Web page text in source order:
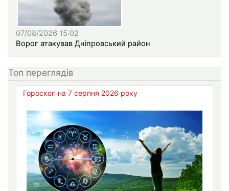
07/08/2026 15:02
Ворог атакував Дніпровський район
Топ переглядів
Гороскоп на 7 серпня 2026 року